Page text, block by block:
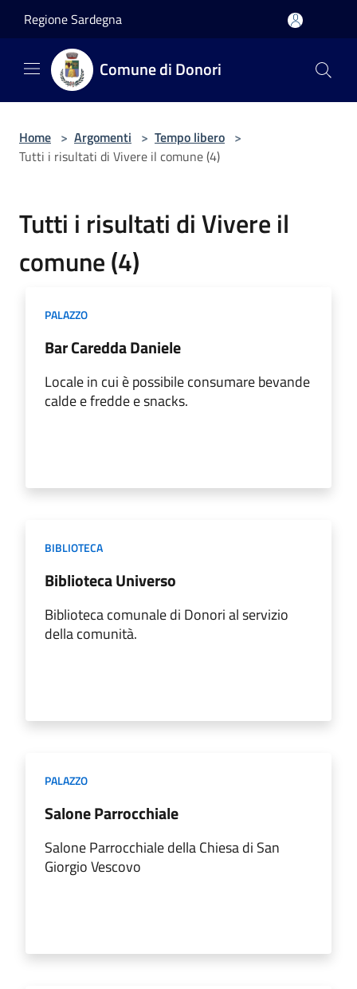
Regione Sardegna
Comune di Donori
Home > Argomenti > Tempo libero >
Tutti i risultati di Vivere il comune (4)
Tutti i risultati di Vivere il
comune (4)
PALAZZO
Bar Caredda Daniele
Locale in cui è possibile consumare bevande
calde e fredde e snacks.
BIBLIOTECA
Biblioteca Universo
Biblioteca comunale di Donori al servizio
della comunità.
PALAZZO
Salone Parrocchiale
Salone Parrocchiale della Chiesa di San
Giorgio Vescovo